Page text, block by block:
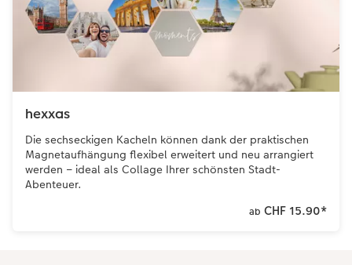
hexxas
Die sechseckigen Kacheln können dank der praktischen
Magnetaufhängung flexibel erweitert und neu arrangiert
werden – ideal als Collage Ihrer schönsten Stadt-
Abenteuer.
ab CHF 15.90*